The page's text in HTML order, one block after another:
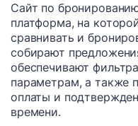
Сайт по
платформа, на
сравнивать и
собирают
обеспечивают
параметрам, а также
оплаты и
времени.